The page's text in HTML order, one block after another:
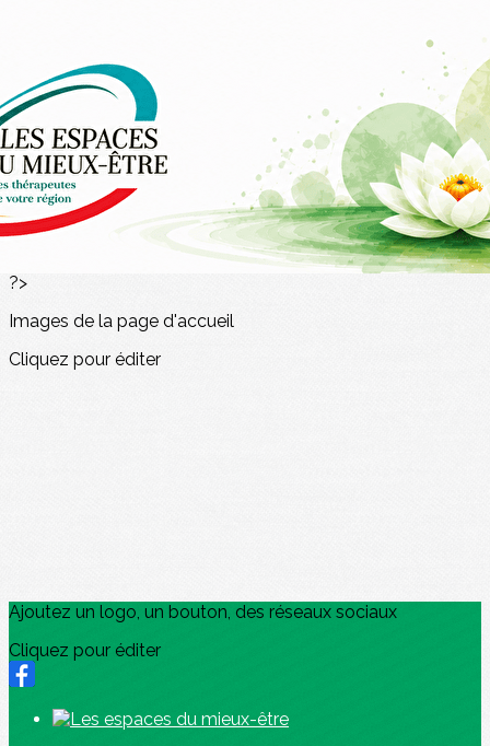
Exporter uniquement les colonnes affichées
Menu
<
>
Atelier : IA
Atelier : Réseaux
Atelier : Pitcher
Atelier : Référencement
?>
Images de la page d'accueil
Cliquez pour éditer
Ajoutez un logo, un bouton, des réseaux sociaux
Cliquez pour éditer